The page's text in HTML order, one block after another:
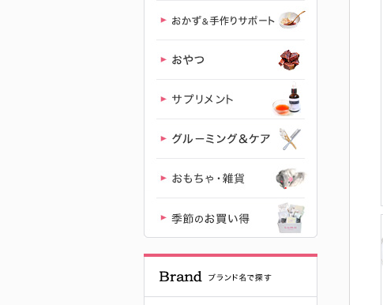
ミアムキャ
ットフード
専門店「た
まのおねだ
り
（tama）」
公式サイト |
【公式】プ